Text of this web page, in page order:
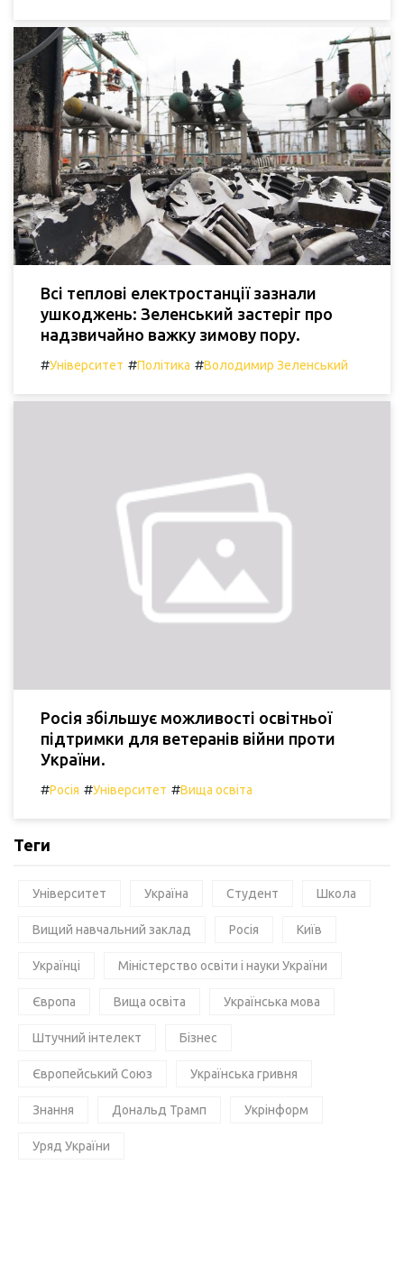
Всі теплові електростанції зазнали
ушкоджень: Зеленський застеріг про
надзвичайно важку зимову пору.
#Університет #Політика #Володимир Зеленський
Росія збільшує можливості освітньої
підтримки для ветеранів війни проти
України.
#Росія #Університет #Вища освіта
Теги
Університет Україна Студент Школа
Вищий навчальний заклад Росія Київ
Українці Міністерство освіти і науки України
Європа Вища освіта Українська мова
Штучний інтелект Бізнес
Європейський Союз Українська гривня
Знання Дональд Трамп Укрінформ
Уряд України